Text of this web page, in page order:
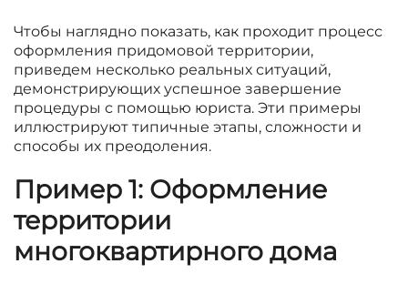
Чтобы наглядно показать, как проходит процесс
оформления придомовой территории,
приведем несколько реальных ситуаций,
демонстрирующих успешное завершение
процедуры с помощью юриста. Эти примеры
иллюстрируют типичные этапы, сложности и
способы их преодоления.
Пример 1: Оформление
территории
многоквартирного дома